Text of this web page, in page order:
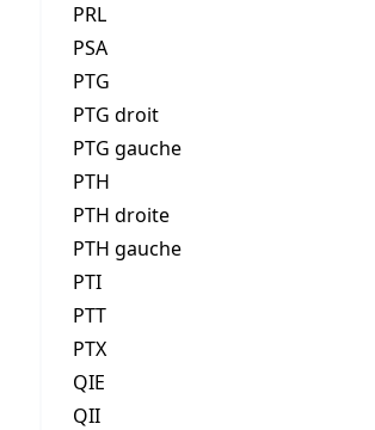
PRL
PSA
PTG
PTG droit
PTG gauche
PTH
PTH droite
PTH gauche
PTI
PTT
PTX
QIE
QII